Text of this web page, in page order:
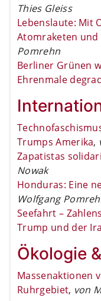
Thies Gleiss
Lebenslaute: Mit
Atomraketen und
Pomrehn
Berliner Grünen
Ehrenmale
Trumps Amerika,
Zapatistas
Nowak
Honduras: Eine
Wolfgang
Seefahrt –
Trump und der
Ökologie
Massenaktionen
Ruhrgebiet, von